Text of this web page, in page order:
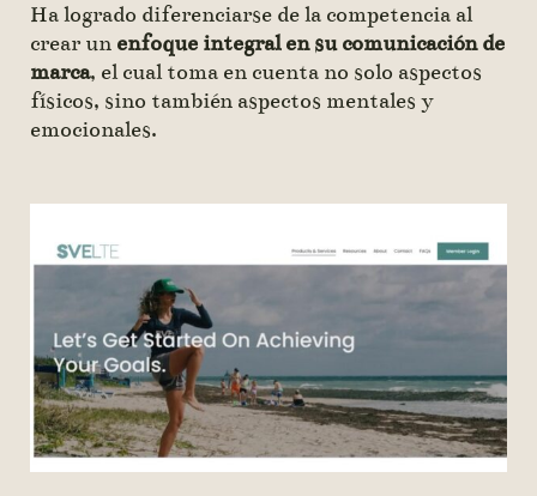
Ha logrado diferenciarse de la competencia al
crear un enfoque integral en su comunicación de
marca, el cual toma en cuenta no solo aspectos
físicos, sino también aspectos mentales y
emocionales.